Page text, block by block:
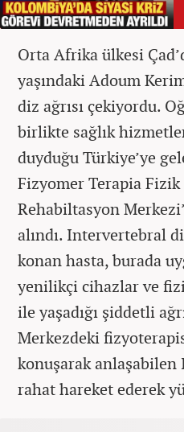
Orta Afrika ülkesi
yaşındaki Adoum
diz ağrısı çekiyordu.
birlikte sağlık
duyduğu Türkiye’ye
Fizyomer Terapia Fizik
Rehabiltasyon
alındı. Intervertebral
konan hasta, burada
yenilikçi cihazlar ve
ile yaşadığı şiddetli
Merkezdeki
konuşarak anlaşabilen
rahat hareket ederek